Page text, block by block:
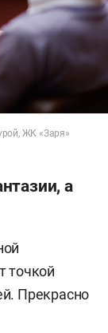
ЖК «Заря»
а
точкой
Прекрасно